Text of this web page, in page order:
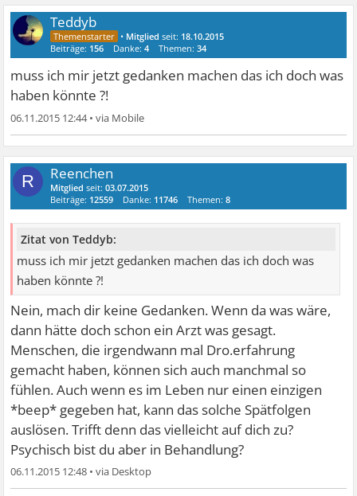
Teddyb
• Mitglied seit: 18.10.2015
Beiträge: 156 Danke:4 Themen:34
muss ich mir jetzt gedanken machen das ich doch was
haben könnte ?!
06.11.2015 12:44•
R Reenchen
Mitglied seit:03.07.2015
Beiträge: 12559 Danke: 11746 Themen:8
Zitat von Teddyb:
muss ich mir jetzt gedanken machen das ich doch was
haben könnte ?!
Nein, mach dir keine Gedanken. Wenn da was wäre,
dann hätte doch schon ein Arzt was gesagt.
Menschen, die irgendwann mal Dro.erfahrung
gemacht haben, können sich auch manchmal so
fühlen. Auch wenn es im Leben nur einen einzigen
*beep* gegeben hat, kann das solche Spätfolgen
auslösen. Trifft denn das vielleicht auf dich zu?
Psychisch bist du aber in Behandlung?
06.11.2015 12:48 •